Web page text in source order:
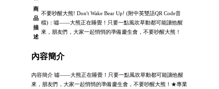
商
品
描
述
不要吵醒大熊! Don't Wake Bear Up! (附中英雙語QR Code音
檔)：噓——大熊正在睡覺！只要一點風吹草動都可能讓他醒
來，朋友們，大家一起悄悄的準備慶生會，不要吵醒大熊！
內容簡介
內容簡介 噓——大熊正在睡覺！只要一點風吹草動都可能讓他醒
來，朋友們，大家一起悄悄的準備慶生會，不要吵醒大熊！★專業